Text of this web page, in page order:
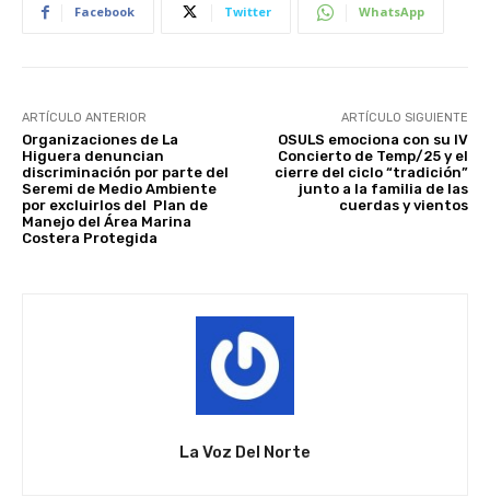
Facebook Twitter WhatsApp
ARTÍCULO ANTERIOR
Organizaciones de La
Higuera denuncian
discriminación por parte del
Seremi de Medio Ambiente
por excluirlos del Plan de
Manejo del Área Marina
Costera Protegida
ARTÍCULO SIGUIENTE
OSULS emociona con su IV
Concierto de Temp/25 y el
cierre del ciclo “tradición”
junto a la familia de las
cuerdas y vientos
La Voz Del Norte